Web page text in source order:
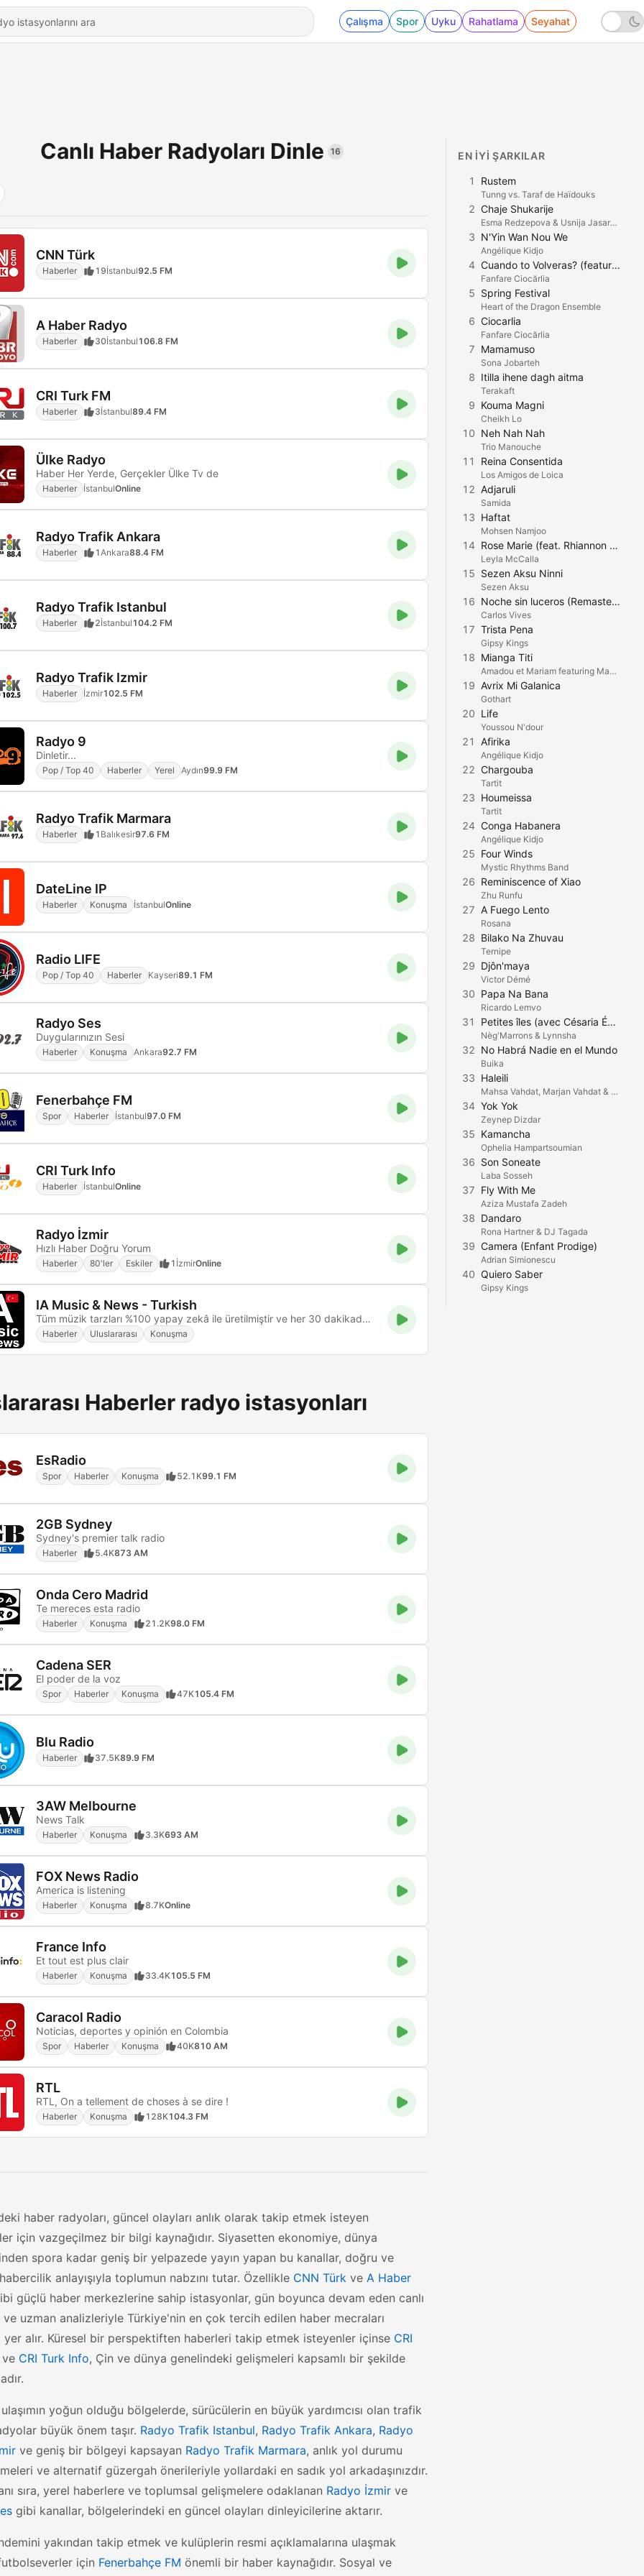
Çalışma Spor Uyku Rahatlama Seyahat
Canlı Haber Radyoları Dinle 16
CNN Türk
Haberler 19İstanbul92.5 FM
A Haber Radyo
Haberler 30İstanbul106.8 FM
CRI Turk FM
Haberler 3İstanbul89.4 FM
Ülke Radyo
Haber Her Yerde, Gerçekler Ülke Tv de
Haberler İstanbulOnline
Radyo Trafik Ankara
Haberler 1Ankara88.4 FM
Radyo Trafik Istanbul
Haberler 2İstanbul104.2 FM
Radyo Trafik Izmir
Haberler İzmir102.5 FM
Radyo 9
Dinletir...
Pop / Top 40 Haberler Yerel Aydın99.9 FM
Radyo Trafik Marmara
Haberler 1 Balıkesir97.6 FM
DateLine IP
Haberler Konuşma İstanbulOnline
Radio LIFE
Pop / Top 40 Haberler Kayseri89.1 FM
Radyo Ses
Duygularınızın Sesi
Haberler Konuşma Ankara92.7 FM
Fenerbahçe FM
Spor Haberler İstanbul97.0 FM
CRI Turk Info
Haberler İstanbulOnline
Radyo İzmir
Hızlı Haber Doğru Yorum
Haberler 80'ler Eskiler 1 İzmirOnline
IA Music & News - Turkish
Tüm müzik tarzları %100 yapay zekâ ile üretilmiştir ve her 30 dakikada bir uluslararası haberler
Haberler Uluslararası Konuşma
Haberler radyo istasyonları
EsRadio
Spor Haberler Konuşma 52.1K99.1 FM
2GB Sydney
Sydney's premier talk radio
Haberler 5.4K873 AM
Onda Cero Madrid
Te mereces esta radio
Haberler Konuşma 21.2K98.0 FM
Cadena SER
El poder de la voz
Spor Haberler Konuşma 47K105.4 FM
Blu Radio
Haberler 37.5K89.9 FM
3AW Melbourne
News Talk
Haberler Konuşma 3.3K693 AM
FOX News Radio
America is listening
Haberler Konuşma 8.7KOnline
France Info
Et tout est plus clair
Haberler Konuşma 33.4K105.5 FM
Caracol Radio
Noticias, deportes y opinión en Colombia
Spor Haberler Konuşma 40K810 AM
RTL
RTL, On a tellement de choses à se dire !
Haberler Konuşma 128K104.3 FM
haber radyoları, güncel olayları anlık olarak takip etmek isteyen
için vazgeçilmez bir bilgi kaynağıdır. Siyasetten ekonomiye, dünya
spora kadar geniş bir yelpazede yayın yapan bu kanallar, doğru ve
anlayışıyla toplumun nabzını tutar. Özellikle CNN Türk ve A Haber
güçlü haber merkezlerine sahip istasyonlar, gün boyunca devam eden canlı
ve uzman analizleriyle Türkiye'nin en çok tercih edilen haber mecraları
yer alır. Küresel bir perspektiften haberleri takip etmek isteyenler içinse CRI
CRI Turk Info, Çin ve dünya genelindeki gelişmeleri kapsamlı bir şekilde
yoğun olduğu bölgelerde, sürücülerin en büyük yardımcısı olan trafik
büyük önem taşır. Radyo Trafik Istanbul, Radyo Trafik Ankara, Radyo
ve geniş bir bölgeyi kapsayan Radyo Trafik Marmara, anlık yol durumu
ve alternatif güzergah önerileriyle yollardaki en sadık yol arkadaşınızdır.
sıra, yerel haberlere ve toplumsal gelişmelere odaklanan Radyo İzmir ve
gibi kanallar, bölgelerindeki en güncel olayları dinleyicilerine aktarır.
yakından takip etmek ve kulüplerin resmi açıklamalarına ulaşmak
için Fenerbahçe FM önemli bir haber kaynağıdır. Sosyal ve
EN IYI ŞARKILAR
1 Rustem
Tunng vs. Taraf de Haïdouks
2 Chaje Shukarije
Esma Redzepova & Usnija Jasarova
3 N'Yin Wan Nou We
Angélique Kidjo
4 Cuando to Volveras? (featuring Kaloome - France)
Fanfare Ciocărlia
5 Spring Festival
Heart of the Dragon Ensemble
6 Ciocarlia
Fanfare Ciocărlia
7 Mamamuso
Sona Jobarteh
8 Itilla ihene dagh aitma
Terakaft
9 Kouma Magni
Cheikh Lo
10 Neh Nah Nah
Trio Manouche
11 Reina Consentida
Los Amigos de Loica
12 Adjaruli
Samida
13 Haftat
Mohsen Namjoo
14 Rose Marie (feat. Rhiannon Giddens)
Leyla McCalla
15 Sezen Aksu Ninni
Sezen Aksu
16 Noche sin luceros (Remastered 30 años)
Carlos Vives
17 Trista Pena
Gipsy Kings
18 Mianga Titi
Amadou et Mariam featuring Manu Chao
19 Avrix Mi Galanica
Gothart
20 Life
Youssou N'dour
21 Afirika
Angélique Kidjo
22 Chargouba
Tartit
23 Houmeissa
Tartit
24 Conga Habanera
Angélique Kidjo
25 Four Winds
Mystic Rhythms Band
26 Reminiscence of Xiao
Zhu Runfu
27 A Fuego Lento
Rosana
28 Bilako Na Zhuvau
Ternipe
29 Djôn'maya
Victor Démé
30 Papa Na Bana
Ricardo Lemvo
31 Petites îles (avec Césaria Évora)
Nèg'Marrons & Lynnsha
32 No Habrá Nadie en el Mundo
Buika
33 Haleili
Mahsa Vahdat, Marjan Vahdat & Atabak Elyasi
34 Yok Yok
Zeynep Dizdar
35 Kamancha
Ophelia Hampartsoumian
36 Son Soneate
Laba Sosseh
37 Fly With Me
Aziza Mustafa Zadeh
38 Dandaro
Rona Hartner & DJ Tagada
39 Camera (Enfant Prodige)
Adrian Simionescu
40 Quiero Saber
Gipsy Kings